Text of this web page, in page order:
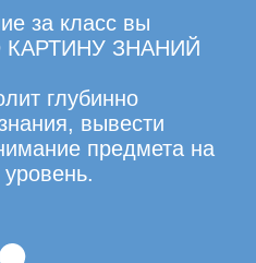
за класс вы
КАРТИНУ ЗНАНИЙ
глубинно
вывести
предмета на